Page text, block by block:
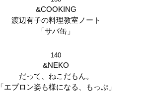
&COOKING
渡辺有子の料理教室ノート
「サバ缶」
140
&NEKO
だって、ねこだもん。
「エプロン姿も様になる、もっぷ」